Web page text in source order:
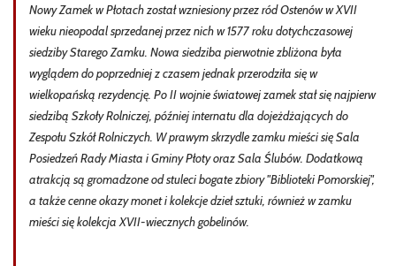
Nowy Zamek w Płotach został wzniesiony przez ród Ostenów w XVII
wieku nieopodal sprzedanej przez nich w 1577 roku dotychczasowej
siedziby Starego Zamku. Nowa siedziba pierwotnie zbliżona była
wyglądem do poprzedniej z czasem jednak przerodziła się w
wielkopańską rezydencję. Po II wojnie światowej zamek stał się najpierw
siedzibą Szkoły Rolniczej, później internatu dla dojeżdżających do
Zespołu Szkół Rolniczych. W prawym skrzydle zamku mieści się Sala
Posiedzeń Rady Miasta i Gminy Płoty oraz Sala Ślubów. Dodatkową
atrakcją są gromadzone od stuleci bogate zbiory "Biblioteki Pomorskiej",
a także cenne okazy monet i kolekcje dzieł sztuki, również w zamku
mieści się kolekcja XVII-wiecznych gobelinów.